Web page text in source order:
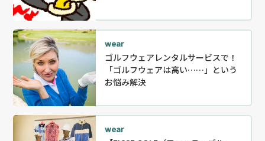
wear
ゴルフウェアレンタルサービスで！
「ゴルフウェアは高い……」という
お悩み解決
wear